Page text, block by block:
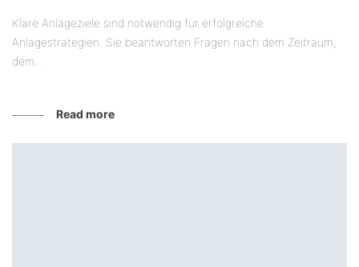
Klare Anlageziele sind notwendig für erfolgreiche
Anlagestrategien. Sie beantworten Fragen nach dem Zeitraum,
dem...
Read more